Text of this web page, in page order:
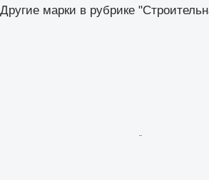
Другие марки в рубрике